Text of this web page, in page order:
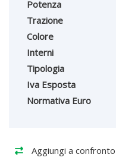
Potenza
Trazione
Colore
Interni
Tipologia
Iva Esposta
Normativa Euro
Aggiungi a confronto